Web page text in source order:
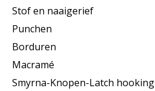
Stof en naaigerief
Punchen
Borduren
Macramé
Smyrna-Knopen-Latch hooking